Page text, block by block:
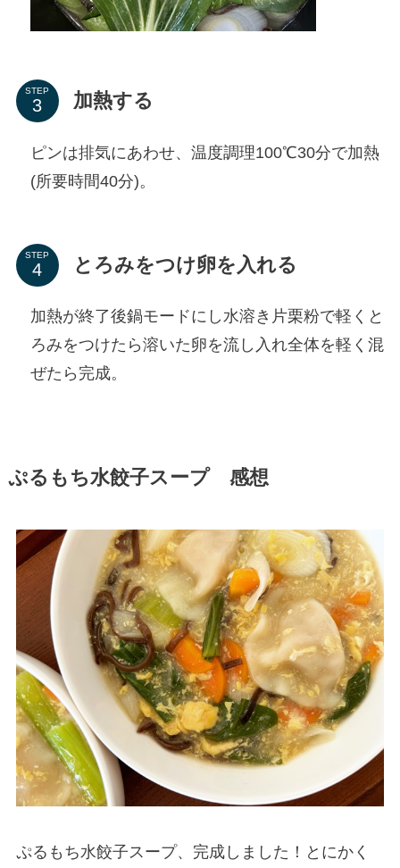
STEP 加熱する
ピンは排気にあわせ、温度調理100℃30分で加熱
(所要時間40分)。
STEP とろみをつけ卵を入れる
加熱が終了後鍋モードにし水溶き片栗粉で軽くと
ろみをつけたら溶いた卵を流し入れ全体を軽く混
ぜたら完成。
ぷるもち水餃子スープ 感想
ぷるもち水餃子スープ、完成しました！とにかく